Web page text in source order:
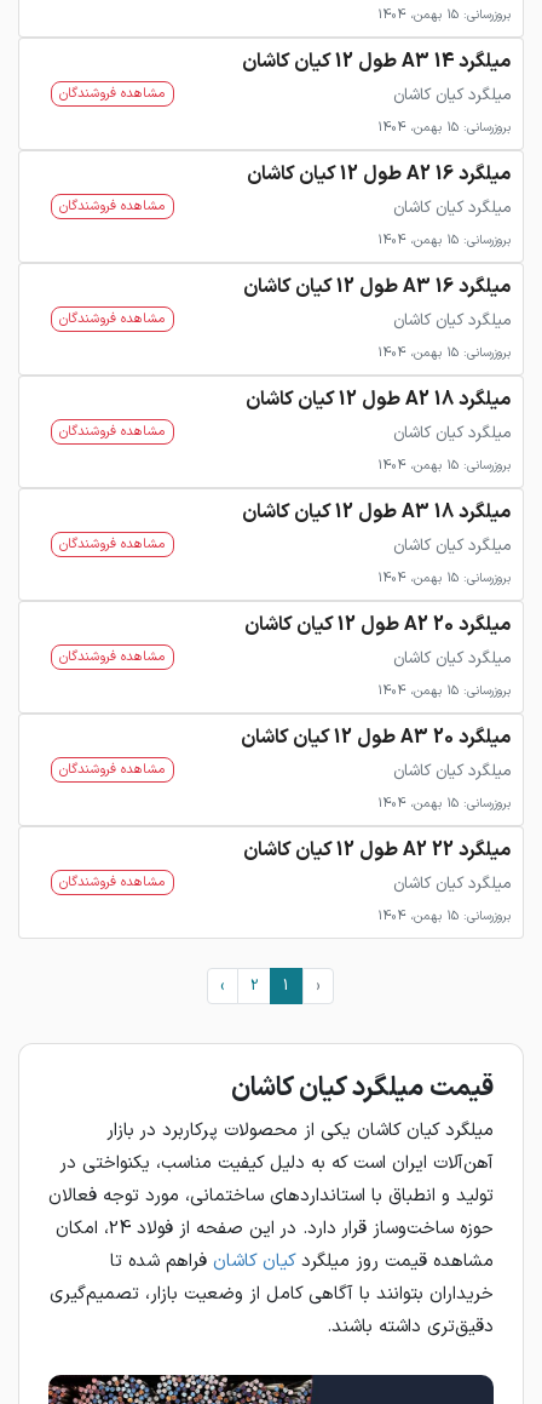
بروزرسانی: 15 بهمن، 1404
میلگرد 14 A3 طول 12 کیان کاشان
میلگرد کیان کاشان
بروزرسانی: 15 بهمن، 1404
مشاهده فروشندگان
میلگرد 16 A2 طول 12 کیان کاشان
میلگرد کیان کاشان
بروزرسانی: 15 بهمن، 1404
مشاهده فروشندگان
میلگرد 16 A3 طول 12 کیان کاشان
میلگرد کیان کاشان
بروزرسانی: 15 بهمن، 1404
مشاهده فروشندگان
میلگرد 18 A2 طول 12 کیان کاشان
میلگرد کیان کاشان
بروزرسانی: 15 بهمن، 1404
مشاهده فروشندگان
میلگرد 18 A3 طول 12 کیان کاشان
میلگرد کیان کاشان
بروزرسانی: 15 بهمن، 1404
مشاهده فروشندگان
میلگرد 20 A2 طول 12 کیان کاشان
میلگرد کیان کاشان
بروزرسانی: 15 بهمن، 1404
مشاهده فروشندگان
میلگرد 20 A3 طول 12 کیان کاشان
میلگرد کیان کاشان
بروزرسانی: 15 بهمن، 1404
مشاهده فروشندگان
میلگرد 22 A2 طول 12 کیان کاشان
میلگرد کیان کاشان
بروزرسانی: 15 بهمن، 1404
مشاهده فروشندگان
‹
1
2
›
قیمت میلگرد کیان کاشان
میلگرد کیان کاشان یکی از محصولات پرکاربرد در بازار
آهن‌آلات ایران است که به دلیل کیفیت مناسب، یکنواختی در
تولید و انطباق با استانداردهای ساختمانی، مورد توجه فعالان
حوزه ساخت‌وساز قرار دارد. در این صفحه از فولاد 24، امکان
مشاهده قیمت روز میلگردکیان کاشان فراهم شده تا
خریداران بتوانند با آگاهی کامل از وضعیت بازار، تصمیم‌گیری
دقیق‌تری داشته باشند.